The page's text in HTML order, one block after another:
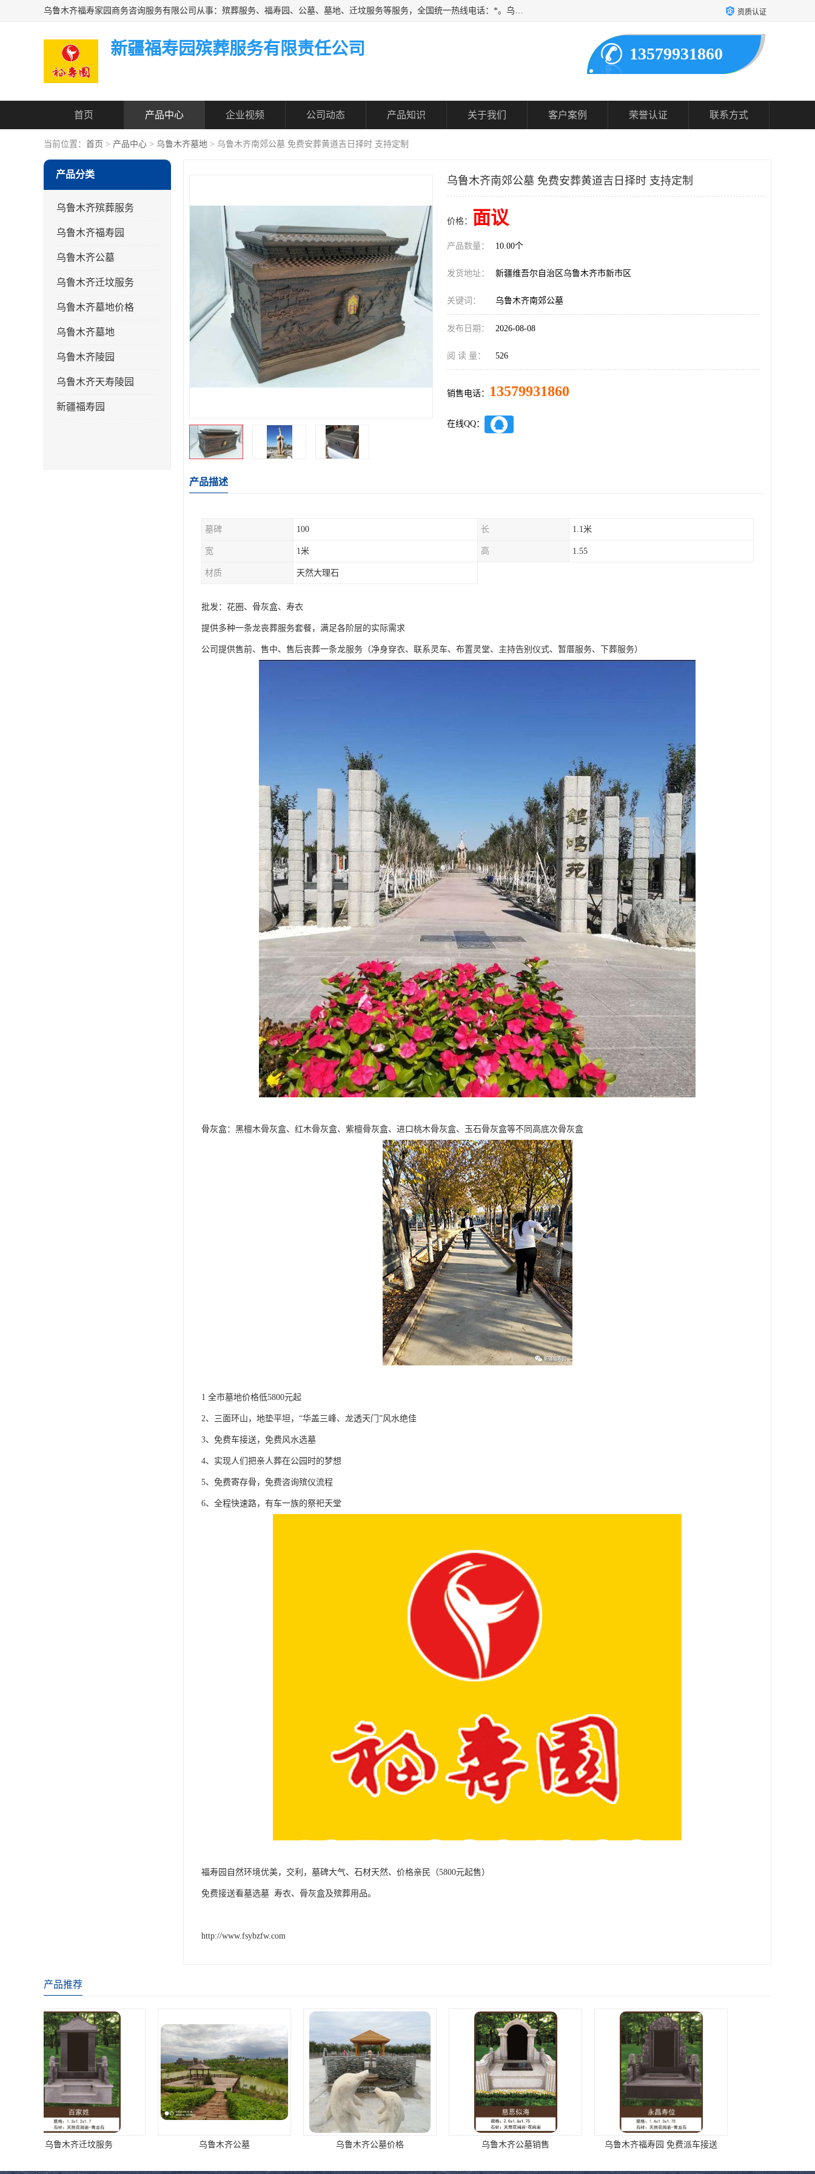
乌鲁木齐福寿家园商务咨询服务有限公司从事：殡葬服务、福寿园、公墓、墓地、迁坟服务等服务，全国统一热线电话：*。乌鲁木齐福寿家园商务咨询服务有限公司提供多种一条龙服务套餐，满足各阶层的实际需求。实实在在做到省心、省力、省钱。 资质认证
新疆福寿园殡葬服务有限责任公司 13579931860
首页 产品中心 企业视频 公司动态 产品知识 关于我们 客户案例 荣誉认证 联系方式
当前位置： 首页 > 产品中心 > 乌鲁木齐墓地 > 乌鲁木齐南郊公墓 免费安葬黄道吉日择时 支持定制
产品分类
乌鲁木齐殡葬服务
乌鲁木齐福寿园
乌鲁木齐公墓
乌鲁木齐迁坟服务
乌鲁木齐墓地价格
乌鲁木齐墓地
乌鲁木齐陵园
乌鲁木齐天寿陵园
新疆福寿园
乌鲁木齐南郊公墓 免费安葬黄道吉日择时 支持定制
价格： 面议
产品数量： 10.00个
发货地址： 新疆维吾尔自治区乌鲁木齐市新市区
关键词： 乌鲁木齐南郊公墓
发布日期： 2026-08-08
阅 读 量： 526
销售电话： 13579931860
在线QQ：
产品描述
墓碑 100 长 1.1米
宽 1米 高 1.55
材质 天然大理石
批发：花圈、骨灰盒、寿衣
提供多种一条龙丧葬服务套餐，满足各阶层的实际需求
公司提供售前、售中、售后丧葬一条龙服务（净身穿衣、联系灵车、布置灵堂、主持告别仪式、暂厝服务、下葬服务）
骨灰盒：黑檀木骨灰盒、红木骨灰盒、紫檀骨灰盒、进口桃木骨灰盒、玉石骨灰盒等不同高底次骨灰盒
1 全市墓地价格低5800元起
2、三面环山，地垫平坦，“华盖三峰、龙透天门”风水绝佳
3、免费车接送，免费风水选墓
4、实现人们把亲人葬在公园时的梦想
5、免费寄存骨，免费咨询殡仪流程
6、全程快速路，有车一族的祭祀天堂
福寿园自然环境优美，交利，墓碑大气、石材天然、价格亲民（5800元起售）
免费接送看墓选墓 寿衣、骨灰盒及殡葬用品。
http://www.fsybzfw.com
产品推荐
乌鲁木齐公墓 乌鲁木齐公墓价格 乌鲁木齐公墓销售 乌鲁木齐福寿园 免费派车接送